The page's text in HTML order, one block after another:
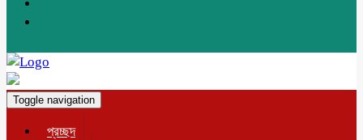
Toggle navigation
প্রচ্ছদ